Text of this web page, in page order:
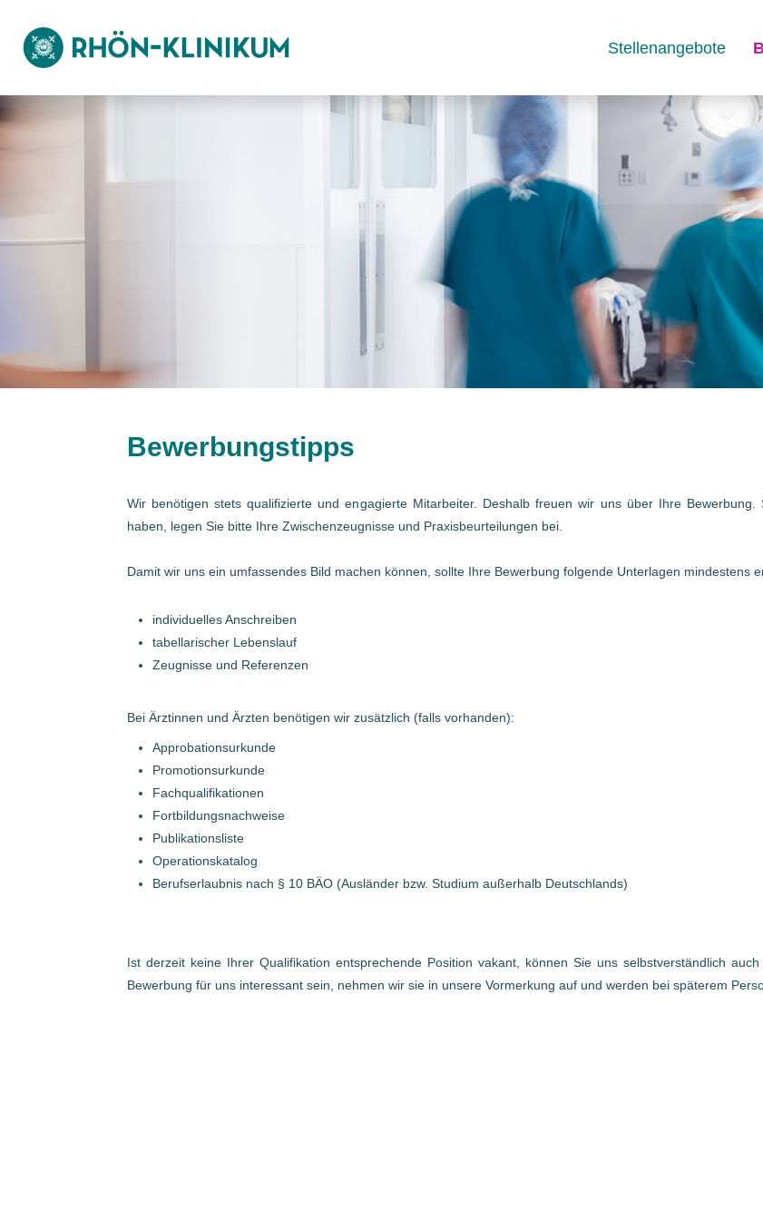
Stellenangebote
Bewerbungstipps
Wir benötigen stets qualifizierte und engagierte Mitarbeiter. Deshalb freuen wir uns über Ihre
haben, legen Sie bitte Ihre Zwischenzeugnisse und Praxisbeurteilungen bei.
Damit wir uns ein umfassendes Bild machen können, sollte Ihre Bewerbung folgende Unterlagen mindestens
individuelles Anschreiben
tabellarischer Lebenslauf
Zeugnisse und Referenzen
Bei Ärztinnen und Ärzten benötigen wir zusätzlich (falls vorhanden):
Approbationsurkunde
Promotionsurkunde
Fachqualifikationen
Fortbildungsnachweise
Publikationsliste
Operationskatalog
Berufserlaubnis nach § 10 BÄO (Ausländer bzw. Studium außerhalb Deutschlands)
Ist derzeit keine Ihrer Qualifikation entsprechende Position vakant, können Sie uns selbstverständlich
Bewerbung für uns interessant sein, nehmen wir sie in unsere Vormerkung auf und werden bei späterem